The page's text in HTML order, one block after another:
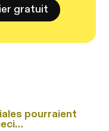
gratuit
pourraient